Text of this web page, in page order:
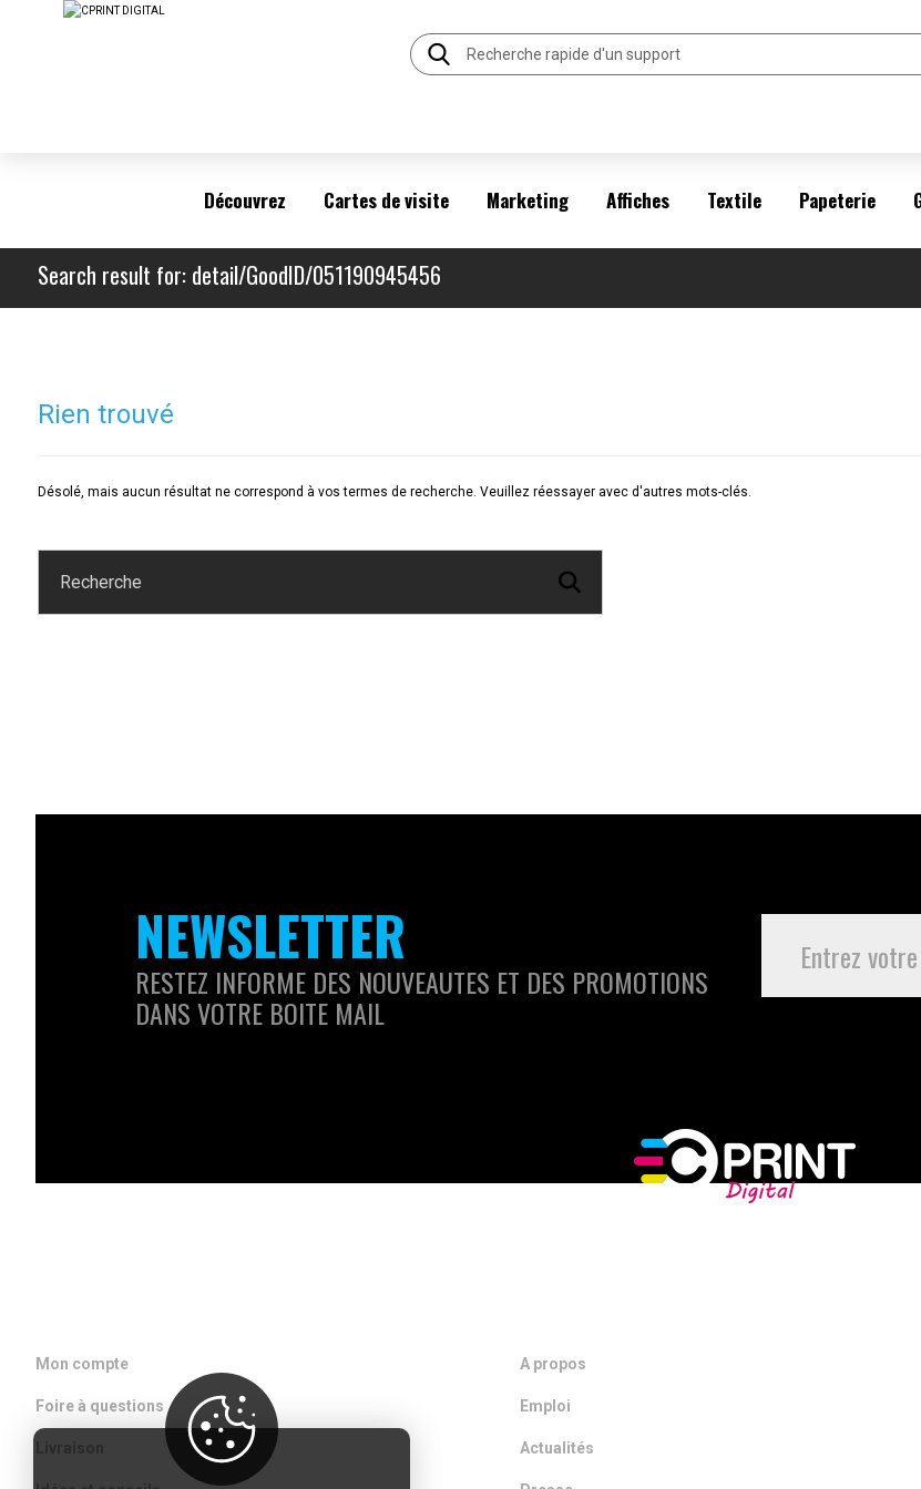
Découvrez Cartes de visite Marketing Affiches Textile Papeterie
Search result for: detail/GoodID/051190945456
Rien trouvé
Désolé, mais aucun résultat ne correspond à vos termes de recherche. Veuillez réessayer avec d'autres mots-clés.
NEWSLETTER
RESTEZ INFORME DES NOUVEAUTES ET DES PROMOTIONS
DANS VOTRE BOITE MAIL
Mon compte
Foire à questions
A propos
Emploi
Actualités